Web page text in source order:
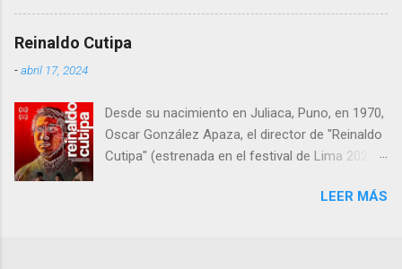
kafkianos en una narrativa que resulta tan
extraña como fascinante. En esta obra, Cortés
nos demuestra que aún hay espacio en el cine
aunque no exentas de algunos tropiezos.
Reinaldo Cutipa
-abril 17, 2024
Desde su nacimiento en Juliaca, Puno, en 1970,
Oscar González Apaza, el director de "Reinaldo
Cutipa" (estrenada en el festival de Lima 2023,
en la búsqueda de expresar las complejidades y
LEER MÁS